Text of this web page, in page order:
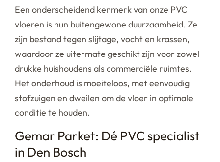
Een onderscheidend kenmerk van onze PVC
vloeren is hun buitengewone duurzaamheid. Ze
zijn bestand tegen slijtage, vocht en krassen,
waardoor ze uitermate geschikt zijn voor zowel
drukke huishoudens als commerciële ruimtes.
Het onderhoud is moeiteloos, met eenvoudig
stofzuigen en dweilen om de vloer in optimale
conditie te houden.
Gemar Parket: Dé PVC specialist
in Den Bosch